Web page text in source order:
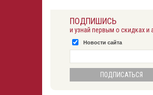
ПОДПИШИСЬ
и узнай первым о скидках и
Новости сайта